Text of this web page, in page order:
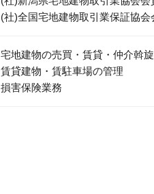
(社)全国宅地建物取引業保証協会
宅地建物の売買・賃貸・仲介斡旋
賃貸建物・賃駐車場の管理
損害保険業務